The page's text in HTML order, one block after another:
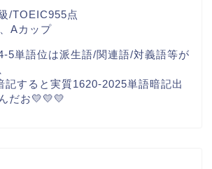
/TOEIC955点
Aカップ
5単語位は派生語/関連語/対義語等が
記すると実質1620-2025単語暗記出
だお💛💛💛